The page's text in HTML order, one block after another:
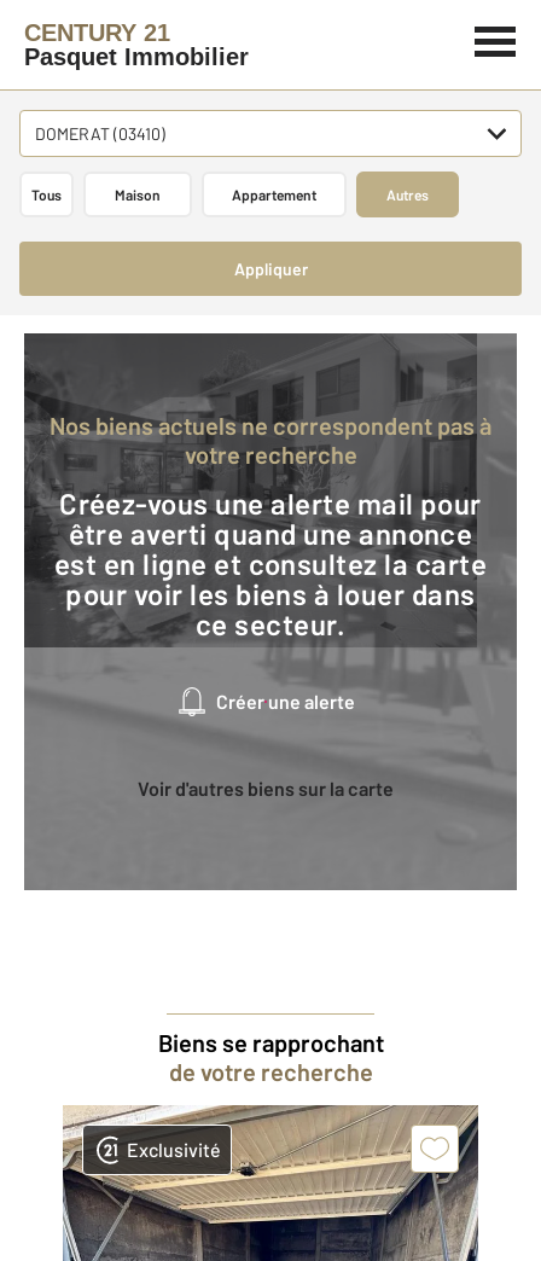
CENTURY 21
Pasquet Immobilier
DOMERAT (03410)
Tous Maison Appartement Autres
Appliquer
Nos biens actuels ne correspondent pas à
votre recherche
Créez-vous une alerte mail pour
être averti quand une annonce
est en ligne et consultez la carte
pour voir les biens à louer dans
ce secteur.
Créer une alerte
Voir d'autres biens sur la carte
Biens se rapprochant
de votre recherche
Exclusivité